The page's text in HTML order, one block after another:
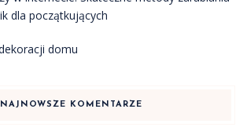
dla początkujących
domu
NAJNOWSZE KOMENTARZE